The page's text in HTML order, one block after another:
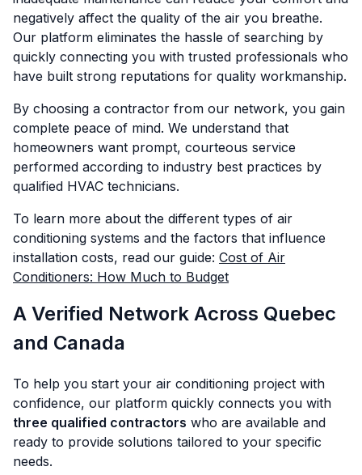
negatively affect the quality of the air you breathe.
Our platform eliminates the hassle of searching by
quickly connecting you with trusted professionals who
have built strong reputations for quality workmanship.
By choosing a contractor from our network, you gain
complete peace of mind. We understand that
homeowners want prompt, courteous service
performed according to industry best practices by
qualified HVAC technicians.
To learn more about the different types of air
conditioning systems and the factors that influence
installation costs, read our guide: Cost of Air
Conditioners: How Much to Budget
A Verified Network Across Quebec
and Canada
To help you start your air conditioning project with
confidence, our platform quickly connects you with
three qualified contractors who are available and
ready to provide solutions tailored to your specific
needs.